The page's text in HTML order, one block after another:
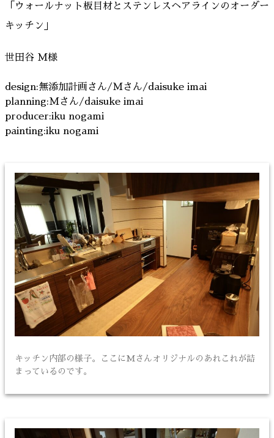
「ウォールナット板目材とステンレスヘアラインのオーダー
キッチン」
世田谷 M様
design:無添加計画さん/Mさん/daisuke imai
planning:Mさん/daisuke imai
producer:iku nogami
painting:iku nogami
キッチン内部の様子。ここにMさんオリジナルのあれこれが詰
まっているのです。